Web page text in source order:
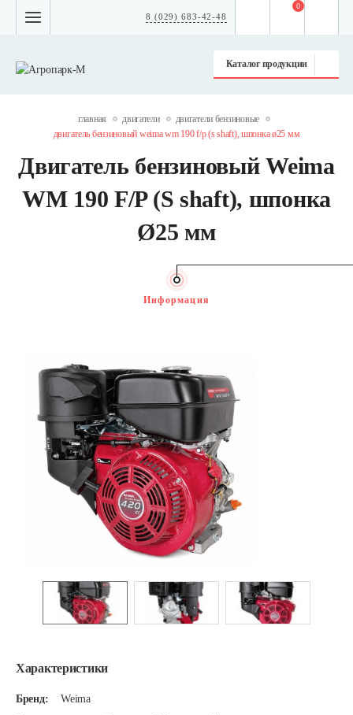
8 (029) 683-42-48
Каталог продукции
0
главная двигатели
двигатели бензиновые
двигатель бензиновый weima wm 190 f/p (s shaft), шпонка ø25 мм
Двигатель бензиновый Weima
WM 190 F/P (S shaft), шпонка
Ø25 мм
Характеристики
Бренд:
Weima
Информация